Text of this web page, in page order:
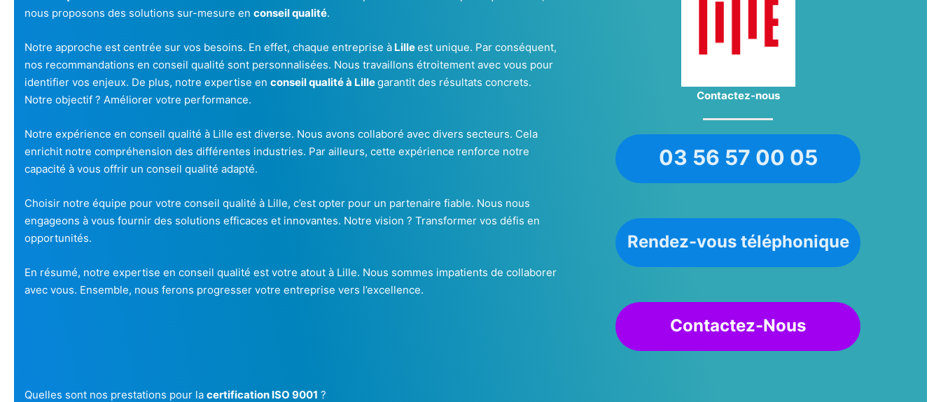
nous proposons des solutions sur-mesure en conseil qualité.
Notre approche est centrée sur vos besoins. En effet, chaque entreprise à Lilleest unique. Par conséquent,
nos recommandations en conseil qualité sont personnalisées. Nous travaillons étroitement avec vous pour
identifier vos enjeux. De plus, notre expertise en conseil qualité à Lillegarantit des résultats concrets.
Notre objectif ? Améliorer votre performance.
Notre expérience en conseil qualité à Lille est diverse. Nous avons collaboré avec divers secteurs. Cela
enrichit notre compréhension des différentes industries. Par ailleurs, cette expérience renforce notre
capacité à vous offrir un conseil qualité adapté.
Choisir notre équipe pour votre conseil qualité à Lille, c’est opter pour un partenaire fiable. Nous nous
engageons à vous fournir des solutions efficaces et innovantes. Notre vision ? Transformer vos défis en
opportunités.
En résumé, notre expertise en conseil qualité est votre atout à Lille. Nous sommes impatients de collaborer
avec vous. Ensemble, nous ferons progresser votre entreprise vers l’excellence.
Contactez-nous
03 56 57 00 05
Rendez-vous téléphonique
Contactez-Nous
Quelles sont nos prestations pour la certification ISO 9001 ?